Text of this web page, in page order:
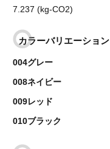
7.237 (kg-CO2)
カラーバリエーション
004グレー
008ネイビー
009レッド
010ブラック